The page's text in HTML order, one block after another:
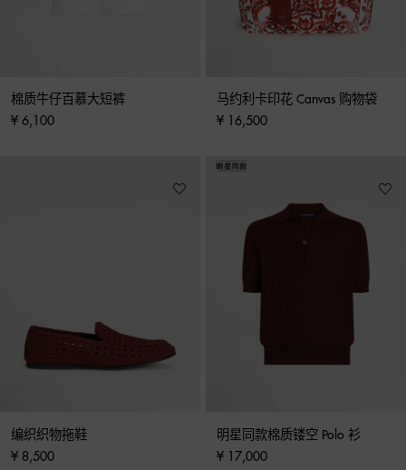
棉质牛仔百慕大短裤
¥ 6,100
马约利卡印花 Canvas 购物袋
¥ 16,500
编织织物拖鞋
¥ 8,500
明星同款棉质镂空 Polo 衫
¥ 17,000